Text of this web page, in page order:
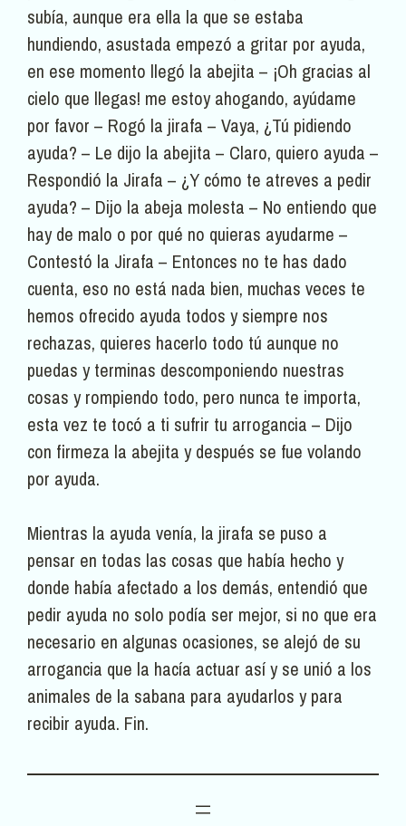
subía, aunque era ella la que se estaba
hundiendo, asustada empezó a gritar por ayuda,
en ese momento llegó la abejita – ¡Oh gracias al
cielo que llegas! me estoy ahogando, ayúdame
por favor – Rogó la jirafa – Vaya, ¿Tú pidiendo
ayuda? – Le dijo la abejita – Claro, quiero ayuda –
Respondió la Jirafa – ¿Y cómo te atreves a pedir
ayuda? – Dijo la abeja molesta – No entiendo que
hay de malo o por qué no quieras ayudarme –
Contestó la Jirafa – Entonces no te has dado
cuenta, eso no está nada bien, muchas veces te
hemos ofrecido ayuda todos y siempre nos
rechazas, quieres hacerlo todo tú aunque no
puedas y terminas descomponiendo nuestras
cosas y rompiendo todo, pero nunca te importa,
esta vez te tocó a ti sufrir tu arrogancia – Dijo
con firmeza la abejita y después se fue volando
por ayuda.
Mientras la ayuda venía, la jirafa se puso a
pensar en todas las cosas que había hecho y
donde había afectado a los demás, entendió que
pedir ayuda no solo podía ser mejor, si no que era
necesario en algunas ocasiones, se alejó de su
arrogancia que la hacía actuar así y se unió a los
animales de la sabana para ayudarlos y para
recibir ayuda. Fin.